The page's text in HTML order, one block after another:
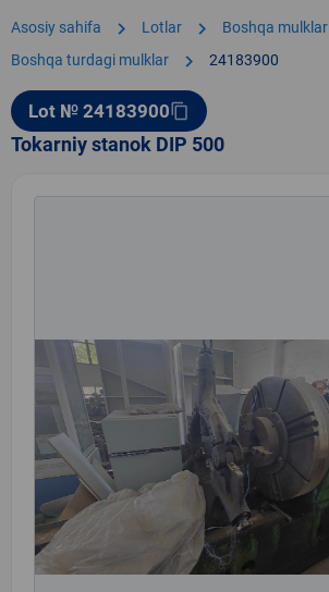
Asosiy sahifa chevron_right Lotlar chevron_right Boshqa mulklar
Boshqa turdagi mulklar chevron_right 24183900
Lot № 24183900content_copy
Tokarniy stanok DIP 500